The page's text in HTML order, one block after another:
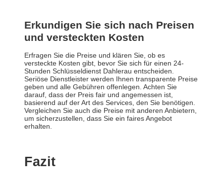
Erkundigen Sie sich nach Preisen
und versteckten Kosten
Erfragen Sie die Preise und klären Sie, ob es
versteckte Kosten gibt, bevor Sie sich für einen 24-
Stunden Schlüsseldienst Dahlerau entscheiden.
Seriöse Dienstleister werden Ihnen transparente Preise
geben und alle Gebühren offenlegen. Achten Sie
darauf, dass der Preis fair und angemessen ist,
basierend auf der Art des Services, den Sie benötigen.
Vergleichen Sie auch die Preise mit anderen Anbietern,
um sicherzustellen, dass Sie ein faires Angebot
erhalten.
Fazit